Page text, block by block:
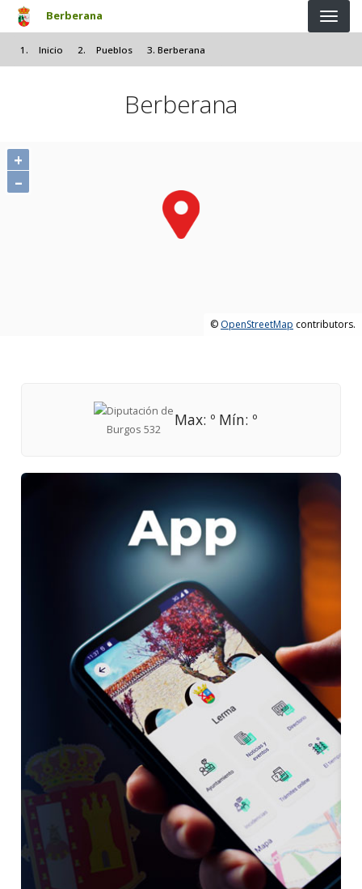
Pasar al contenido principal
Berberana
Inicio Pueblos Berberana
Berberana
+
–
© OpenStreetMap contributors.
Max: º Mín: º